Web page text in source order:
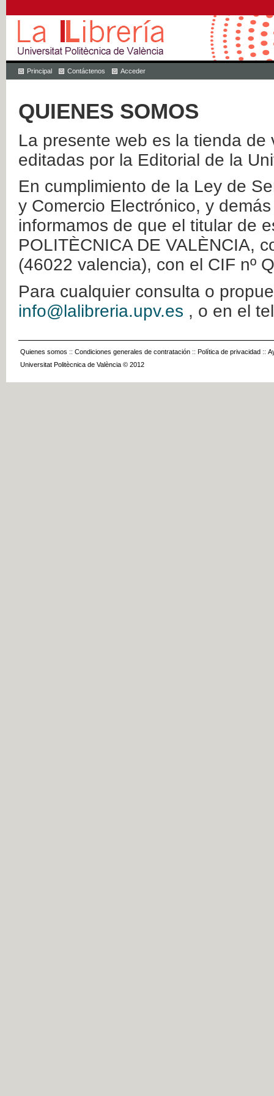
Principal Contáctenos Acceder
QUIENES SOMOS
La presente web es la tienda
editadas por la Editorial de la
En cumplimiento de la Ley de
y Comercio Electrónico, y
informamos de que el titular de
POLITÈCNICA DE VALÈNCIA,
(46022 valencia), con el CIF nº
Para cualquier consulta o
info@lalibreria.upv.es , o en el
Quienes somos :: Condiciones generales de contratación :: Política de privacidad ::
Universitat Politècnica de València © 2012